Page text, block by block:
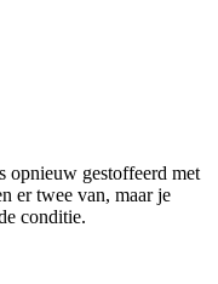
opnieuw gestoffeerd met
er twee van, maar je
conditie.